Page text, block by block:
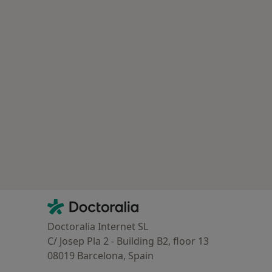
Contacto
Doctoralia - Homepage
Doctoralia Internet SL
C/ Josep Pla 2 - Building B2, floor 13
08019 Barcelona, Spain